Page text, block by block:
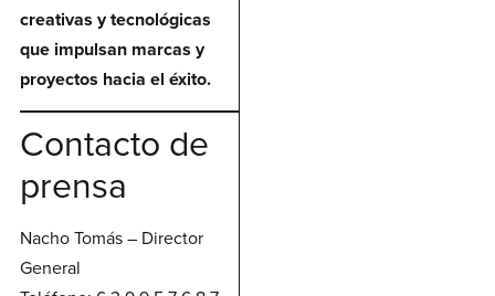
creativas y tecnológicas
que impulsan marcas y
proyectos hacia el éxito.
Contacto de
prensa
Nacho Tomás – Director
General